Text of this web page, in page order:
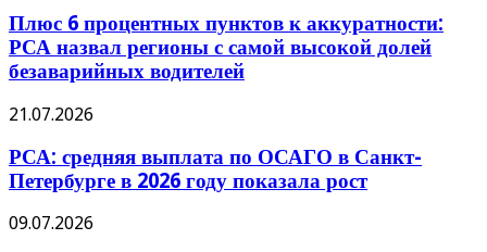
Плюс 6 процентных пунктов к аккуратности:
РСА назвал регионы с самой высокой долей
безаварийных водителей
21.07.2026
РСА: средняя выплата по ОСАГО в Санкт-
Петербурге в 2026 году показала рост
09.07.2026